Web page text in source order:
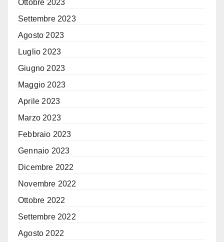
Ottobre 2023
Settembre 2023
Agosto 2023
Luglio 2023
Giugno 2023
Maggio 2023
Aprile 2023
Marzo 2023
Febbraio 2023
Gennaio 2023
Dicembre 2022
Novembre 2022
Ottobre 2022
Settembre 2022
Agosto 2022